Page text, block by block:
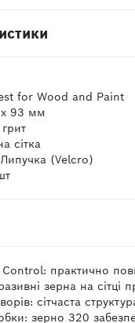
for Wood and Paint
х 93 мм
сітка
(Velcro)
Control: практично
зерна на
сітчаста
зерно 320